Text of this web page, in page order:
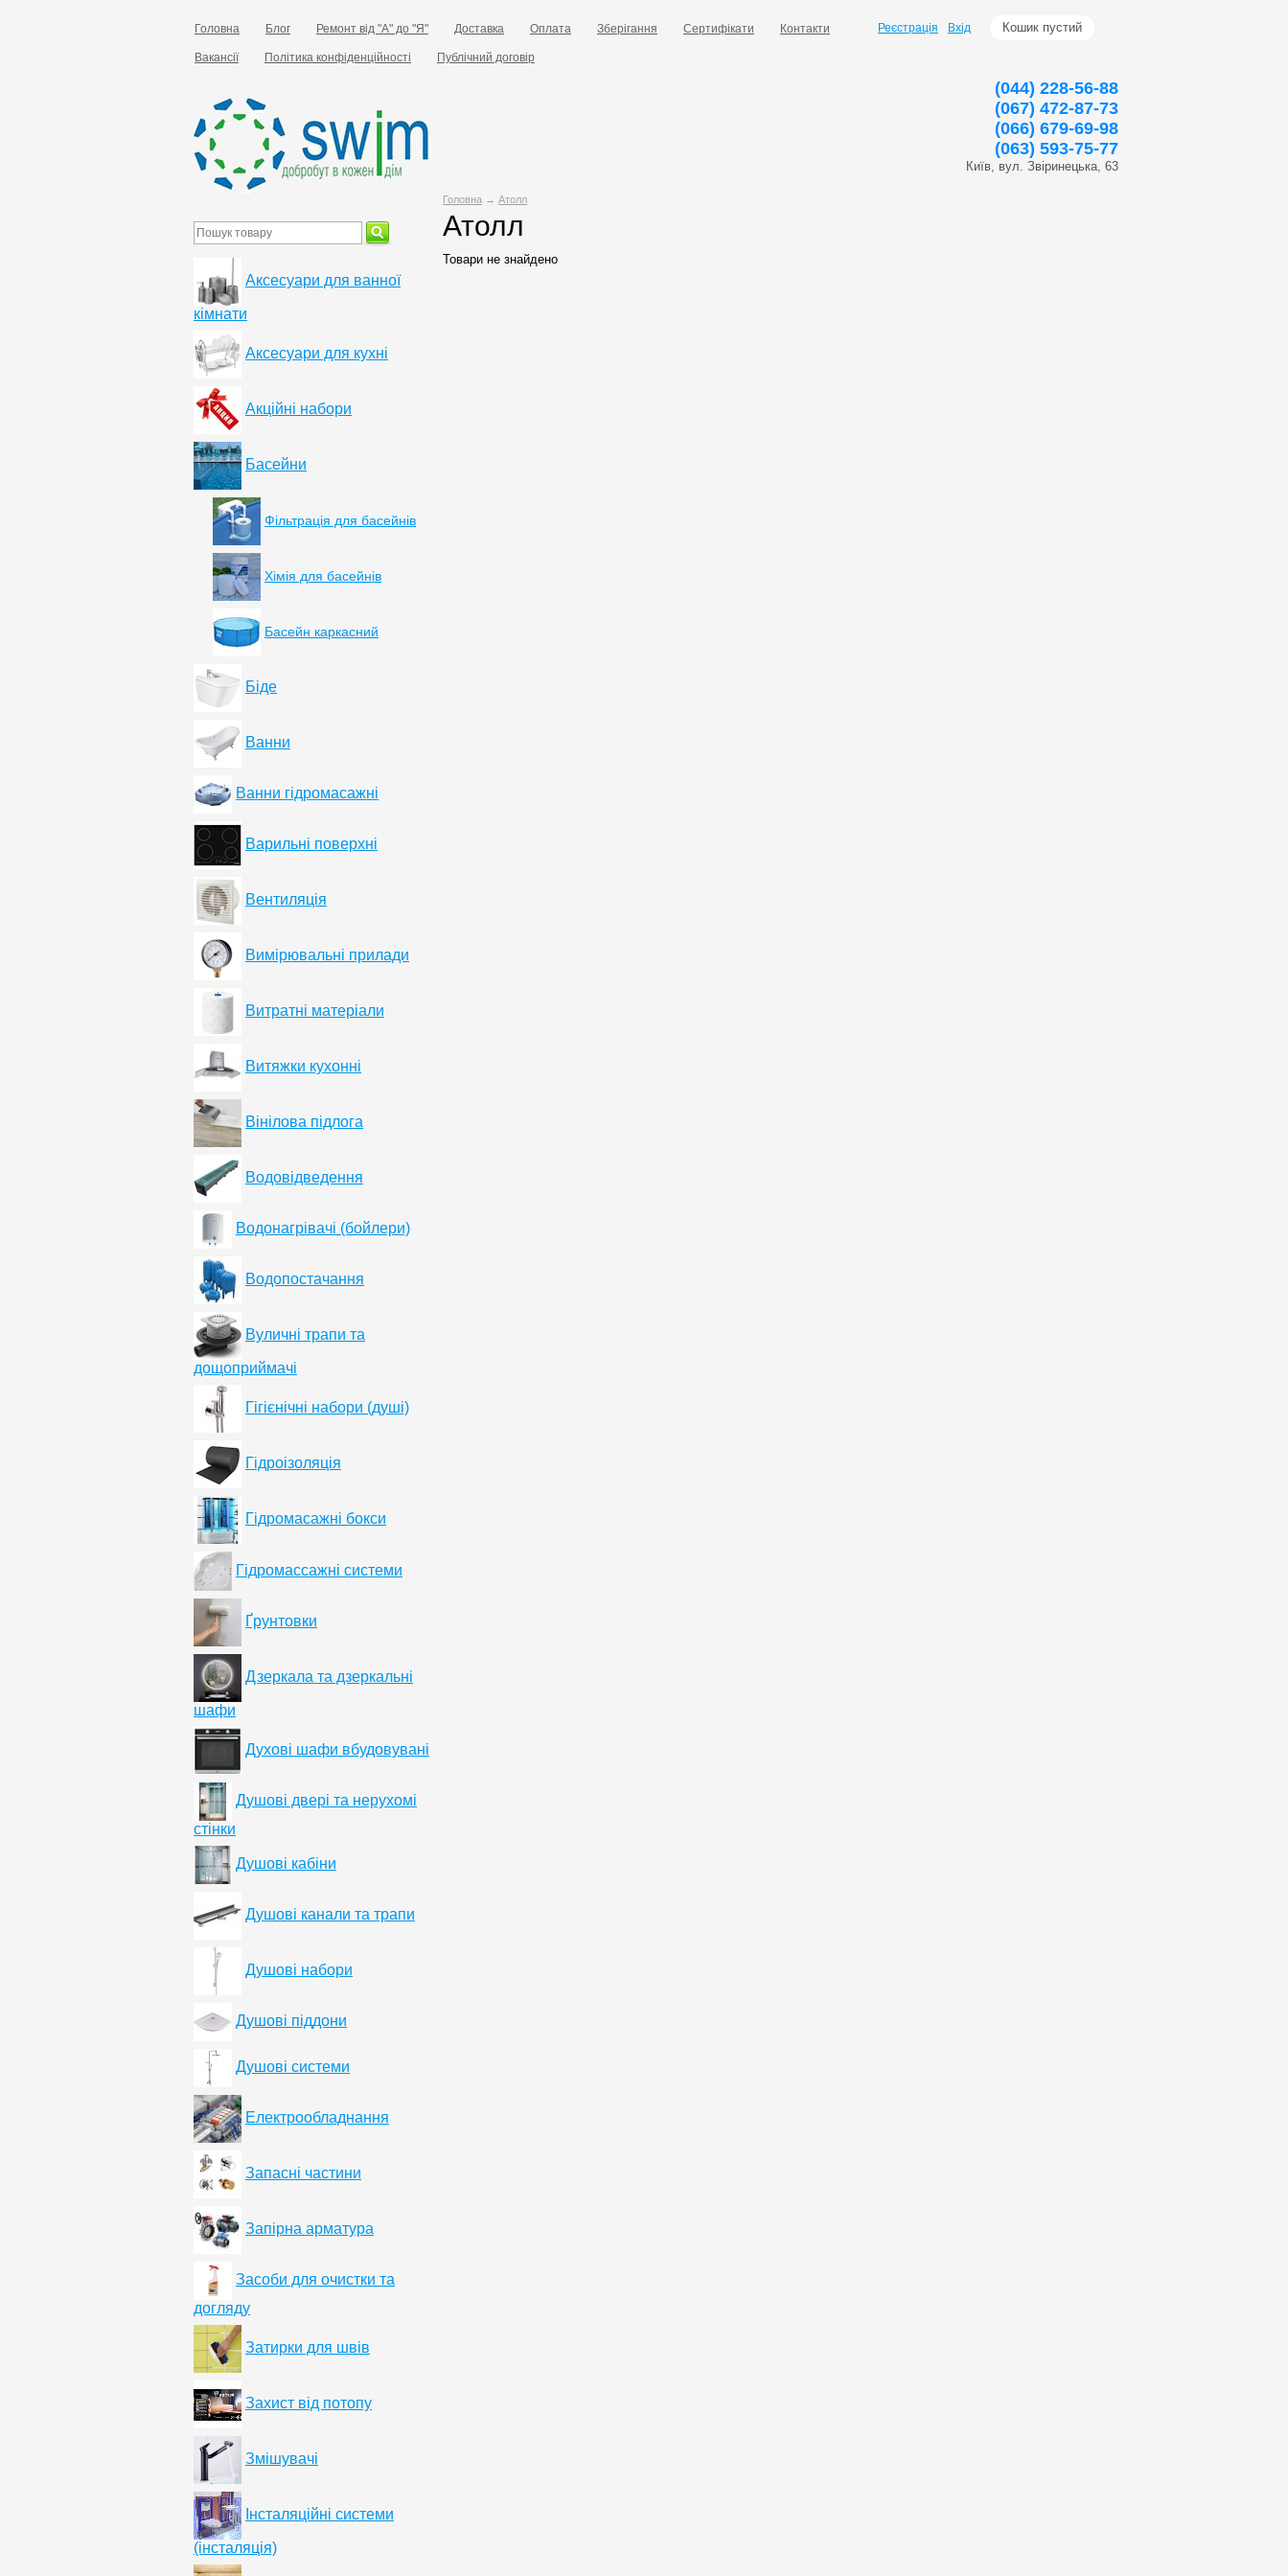
Головна Блог Ремонт від "А" до "Я" Доставка Оплата Зберігання Сертифікати Контакти
Вакансії Політика конфіденційності Публічний договір
Кошик пустий
Реєстрація Вхід
(044) 228-56-88
(067) 472-87-73
(066) 679-69-98
(063) 593-75-77
Київ, вул. Звіринецька, 63
Головна → Атолл
Атолл
Товари не знайдено
Аксесуари для ванної
кімнати
Аксесуари для кухні
Акційні набори
Басейни
Фільтрація для басейнів
Хімія для басейнів
Басейн каркасний
Біде
Ванни
Ванни гідромасажні
Варильні поверхні
Вентиляція
Вимірювальні прилади
Витратні матеріали
Витяжки кухонні
Вінілова підлога
Водовідведення
Водонагрівачі (бойлери)
Водопостачання
Вуличні трапи та
дощоприймачі
Гігієнічні набори (душі)
Гідроізоляція
Гідромасажні бокси
Гідромассажні системи
Ґрунтовки
Дзеркала та дзеркальні
шафи
Духові шафи вбудовувані
Душові двері та нерухомі
стінки
Душові кабіни
Душові канали та трапи
Душові набори
Душові піддони
Душові системи
Електрообладнання
Запасні частини
Запірна арматура
Засоби для очистки та
догляду
Затирки для швів
Захист від потопу
Змішувачі
Інсталяційні системи
(інсталяція)